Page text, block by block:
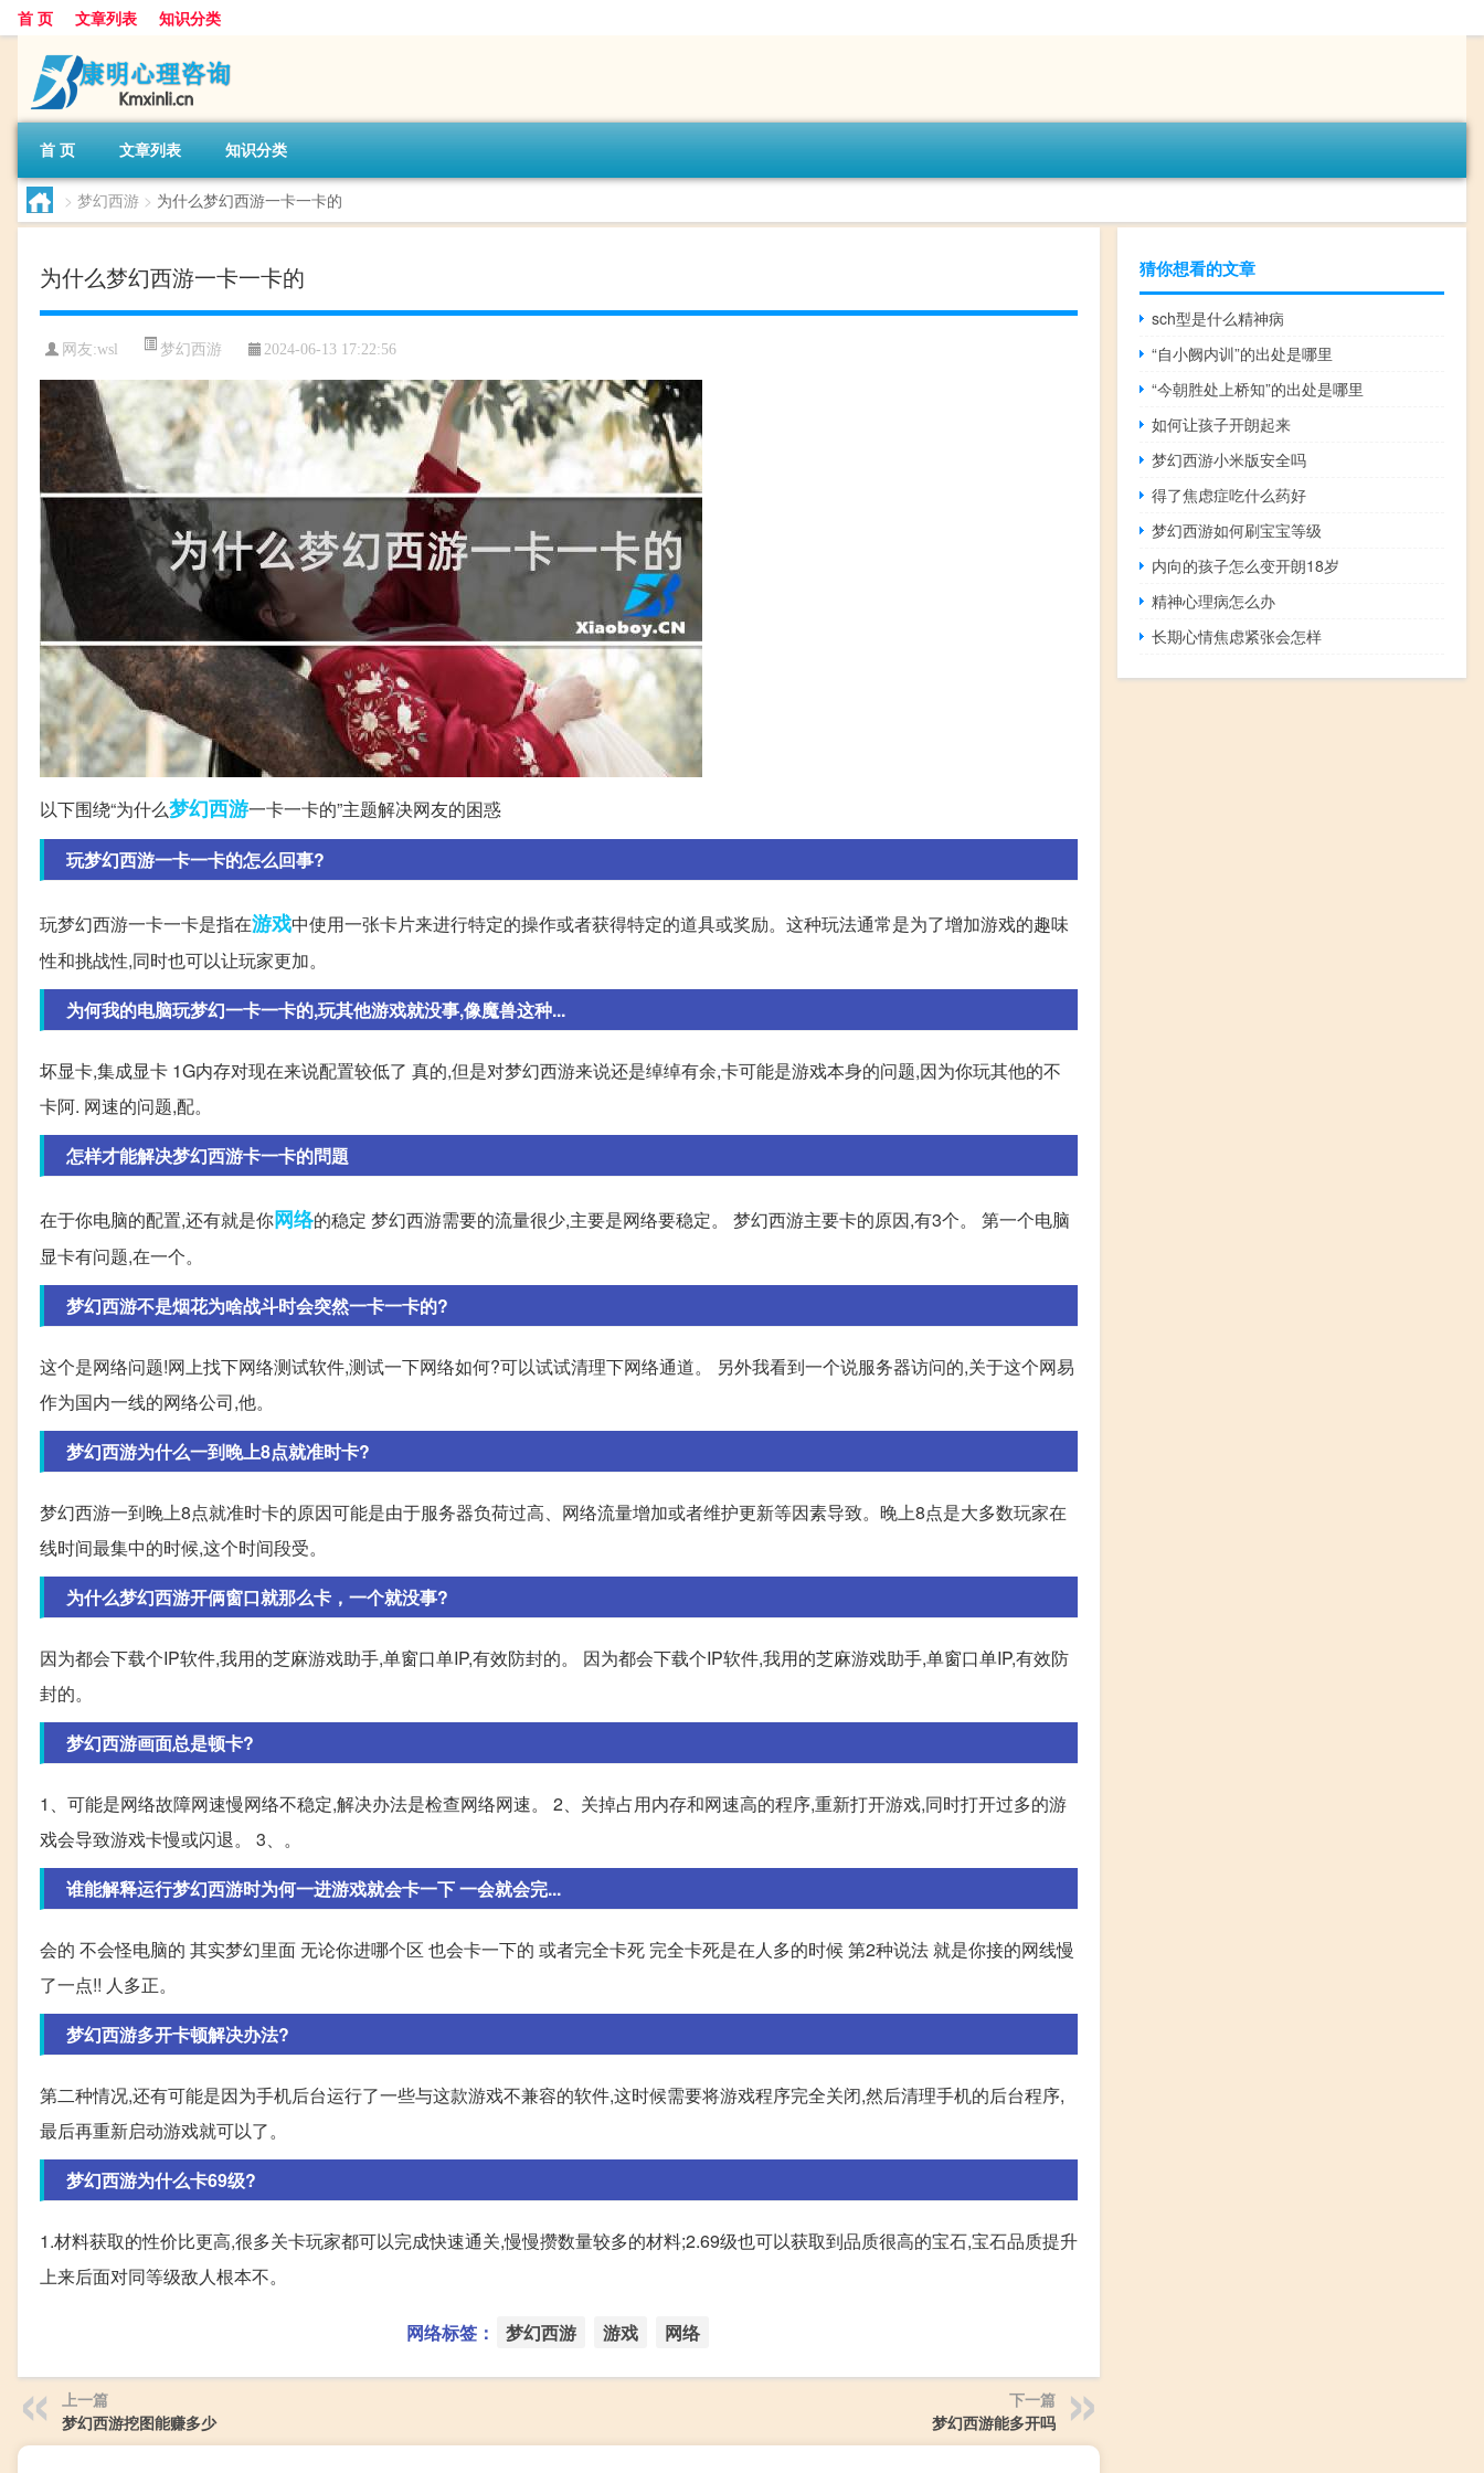
首 页 文章列表 知识分类
首 页 文章列表 知识分类
> 梦幻西游 > 为什么梦幻西游一卡一卡的
为什么梦幻西游一卡一卡的
网友:wsl 梦幻西游 2024-06-13 17:22:56
以下围绕“为什么梦幻西游一卡一卡的”主题解决网友的困惑
玩梦幻西游一卡一卡的怎么回事?
玩梦幻西游一卡一卡是指在游戏中使用一张卡片来进行特定的操作或者获得特定的道具或奖励。这种玩法通常是为了增加游戏的趣味
性和挑战性,同时也可以让玩家更加。
为何我的电脑玩梦幻一卡一卡的,玩其他游戏就没事,像魔兽这种...
坏显卡,集成显卡 1G内存对现在来说配置较低了 真的,但是对梦幻西游来说还是绰绰有余,卡可能是游戏本身的问题,因为你玩其他的不
卡阿. 网速的问题,配。
怎样才能解决梦幻西游卡一卡的問題
在于你电脑的配置,还有就是你网络的稳定 梦幻西游需要的流量很少,主要是网络要稳定。 梦幻西游主要卡的原因,有3个。 第一个电脑
显卡有问题,在一个。
梦幻西游不是烟花为啥战斗时会突然一卡一卡的?
这个是网络问题!网上找下网络测试软件,测试一下网络如何?可以试试清理下网络通道。 另外我看到一个说服务器访问的,关于这个网易
作为国内一线的网络公司,他。
梦幻西游为什么一到晚上8点就准时卡?
梦幻西游一到晚上8点就准时卡的原因可能是由于服务器负荷过高、网络流量增加或者维护更新等因素导致。晚上8点是大多数玩家在
线时间最集中的时候,这个时间段受。
为什么梦幻西游开俩窗口就那么卡，一个就没事?
因为都会下载个IP软件,我用的芝麻游戏助手,单窗口单IP,有效防封的。 因为都会下载个IP软件,我用的芝麻游戏助手,单窗口单IP,有效防
封的。
梦幻西游画面总是顿卡?
1、可能是网络故障网速慢网络不稳定,解决办法是检查网络网速。 2、关掉占用内存和网速高的程序,重新打开游戏,同时打开过多的游
戏会导致游戏卡慢或闪退。 3、。
谁能解释运行梦幻西游时为何一进游戏就会卡一下 一会就会完...
会的 不会怪电脑的 其实梦幻里面 无论你进哪个区 也会卡一下的 或者完全卡死 完全卡死是在人多的时候 第2种说法 就是你接的网线慢
了一点!! 人多正。
梦幻西游多开卡顿解决办法?
第二种情况,还有可能是因为手机后台运行了一些与这款游戏不兼容的软件,这时候需要将游戏程序完全关闭,然后清理手机的后台程序,
最后再重新启动游戏就可以了。
梦幻西游为什么卡69级?
1.材料获取的性价比更高,很多关卡玩家都可以完成快速通关,慢慢攒数量较多的材料;2.69级也可以获取到品质很高的宝石,宝石品质提升
上来后面对同等级敌人根本不。
网络标签： 梦幻西游 游戏 网络
上一篇
梦幻西游挖图能赚多少
下一篇
梦幻西游能多开吗
猜你想看的文章
sch型是什么精神病
“自小阙内训”的出处是哪里
“今朝胜处上桥知”的出处是哪里
如何让孩子开朗起来
梦幻西游小米版安全吗
得了焦虑症吃什么药好
梦幻西游如何刷宝宝等级
内向的孩子怎么变开朗18岁
精神心理病怎么办
长期心情焦虑紧张会怎样